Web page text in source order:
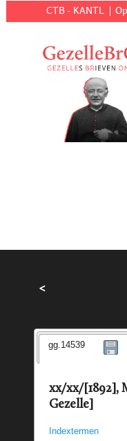
CTB - KANTL
<
gg.14539
xx/xx/[1892],
Gezelle]
Indextermen